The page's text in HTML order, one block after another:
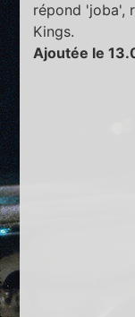
répond 'joba',
Kings.
Ajoutée le